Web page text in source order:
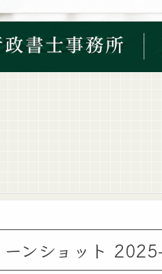
ーンショット